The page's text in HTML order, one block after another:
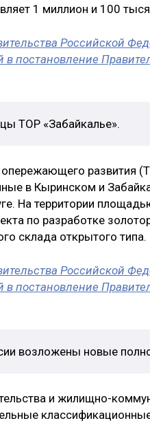
1 миллион и 100
Российской
постановление
ТОР «Забайкалье».
опережающего развития
в Кыринском и
На территории
по разработке
склада открытого типа.
Российской
постановление
возложены новые
и жилищно-